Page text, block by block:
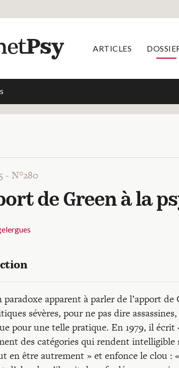
ARTICLES
- N°280
de Green à la
apparent à parler de l’apport
sévères, pour ne pas dire
pour une telle pratique. En 1979, il
des catégories qui rendent
en être autrement » et enfonce le clou